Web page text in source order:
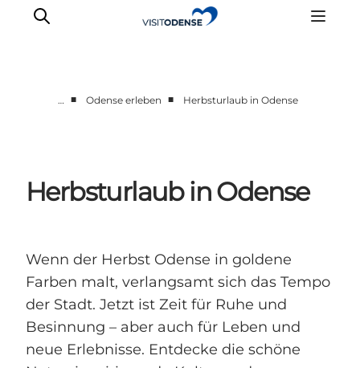
Reiseplanung
Inspiration
… ■ Odense erleben ■ Herbsturlaub in Odense
Herbsturlaub in Odense
Wenn der Herbst Odense in goldene
Farben malt, verlangsamt sich das Tempo
der Stadt. Jetzt ist Zeit für Ruhe und
Besinnung – aber auch für Leben und
neue Erlebnisse. Entdecke die schöne